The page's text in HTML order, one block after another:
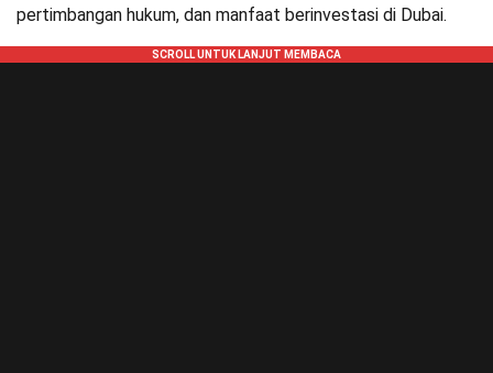
pertimbangan hukum, dan manfaat berinvestasi di Dubai.